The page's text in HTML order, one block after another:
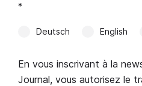
*
Deutsch English
En vous inscrivant à la
Journal, vous autorisez le